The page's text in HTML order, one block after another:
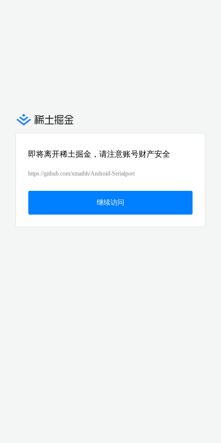
即将离开稀土掘金，请注意账号财产安全
https://github.com/xmaihh/Android-Serialport
继续访问